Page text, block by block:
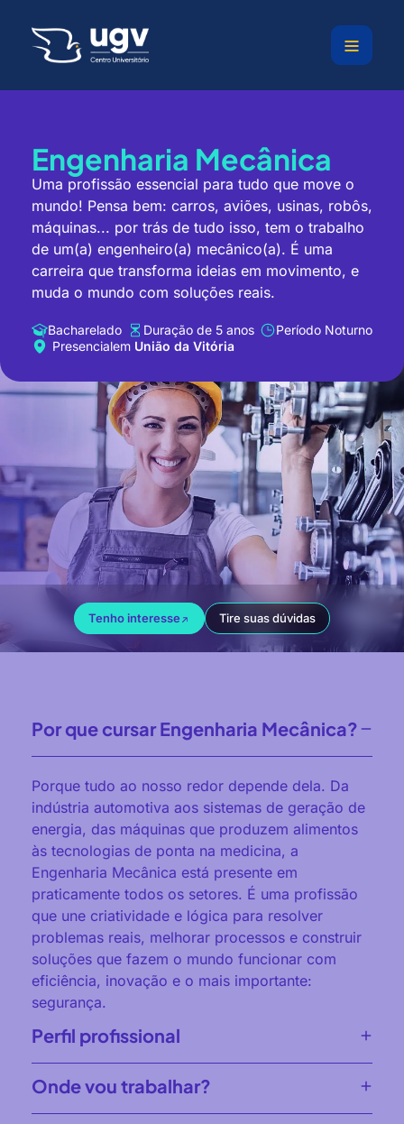
Engenharia Mecânica
Uma profissão essencial para tudo que move o
mundo! Pensa bem: carros, aviões, usinas, robôs,
máquinas... por trás de tudo isso, tem o trabalho
de um(a) engenheiro(a) mecânico(a). É uma
carreira que transforma ideias em movimento, e
muda o mundo com soluções reais.
Bacharelado Duração de 5 anos
Período Noturno
Presencialem União da Vitória
Tenho interesse Tire suas dúvidas
Por que cursar Engenharia Mecânica?
Porque tudo ao nosso redor depende dela. Da
indústria automotiva aos sistemas de geração de
energia, das máquinas que produzem alimentos
às tecnologias de ponta na medicina, a
Engenharia Mecânica está presente em
praticamente todos os setores. É uma profissão
que une criatividade e lógica para resolver
problemas reais, melhorar processos e construir
soluções que fazem o mundo funcionar com
eficiência, inovação e o mais importante:
segurança.
Perfil profissional
Onde vou trabalhar?